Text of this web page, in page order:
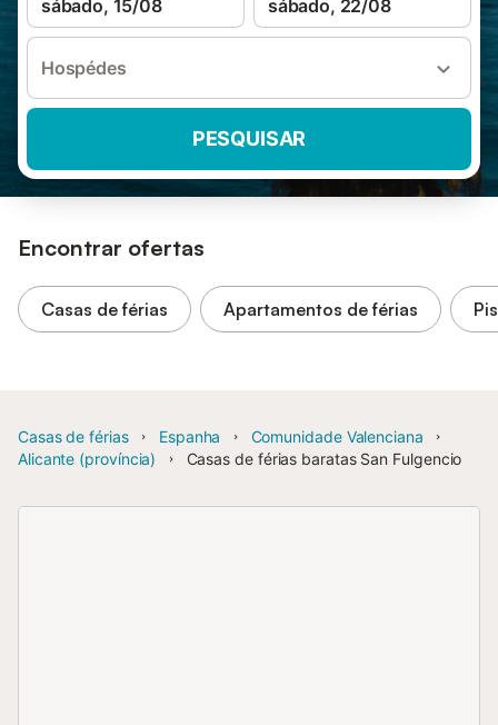
sábado, 15/08 sábado, 22/08
Hospédes
PESQUISAR
Encontrar ofertas
Casas de férias Apartamentos de férias
Casas de férias Espanha
Comunidade Valenciana
Alicante (província)
Casas de férias baratas San Fulgencio